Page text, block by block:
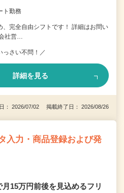
勤務
、完全自由シフトです！ 詳細はお問い
社営…
っさい不問！／
詳細を見る
： 2026/07/02 掲載終了日： 2026/08/26
入力・商品登録および発
月15万円前後を見込めるフリ